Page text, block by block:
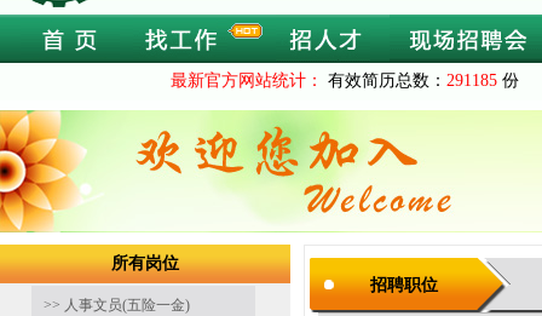
最新官方网站统计： 有效简历总数： 291185 份
所有岗位
>> 人事文员(五险一金)
招聘职位